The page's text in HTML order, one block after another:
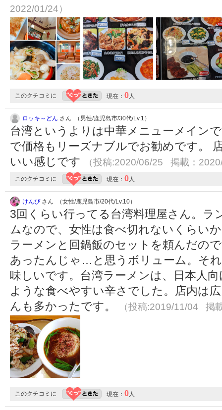
2022/01/24）
このクチコミに 現在： 0人
ロッキ～どん さん （男性/鹿児島市/30代/Lv.1）
台湾というよりは中華メニューメイン
で価格もリーズナブルでお勧めです。
いい感じです
（投稿:2020/06/25 掲載：
このクチコミに 現在： 0人
けんぴさん （女性/鹿児島市/20代/Lv.10）
3回くらい行ってる台湾料理屋さん。ラ
ムなので、女性は食べ切れないくらい
ラーメンと回鍋飯のセットを頼んだの
あったんじゃ…と思うボリューム。そ
味しいです。台湾ラーメンは、日本人
ような食べやすい辛さでした。店内は
んも多かったです。
（投稿:2019/11/04 掲
このクチコミに 現在： 0人